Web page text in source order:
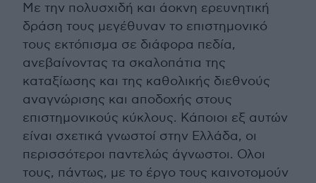
Με την πολυσχιδή και άοκνη ερευνητική
δράση τους μεγέθυναν το επιστημονικό
τους εκτόπισμα σε διάφορα πεδία,
ανεβαίνοντας τα σκαλοπάτια της
καταξίωσης και της καθολικής διεθνούς
αναγνώρισης και αποδοχής στους
επιστημονικούς κύκλους. Κάποιοι εξ αυτών
είναι σχετικά γνωστοί στην Ελλάδα, οι
περισσότεροι παντελώς άγνωστοι. Ολοι
τους, πάντως, με το έργο τους καινοτομούν